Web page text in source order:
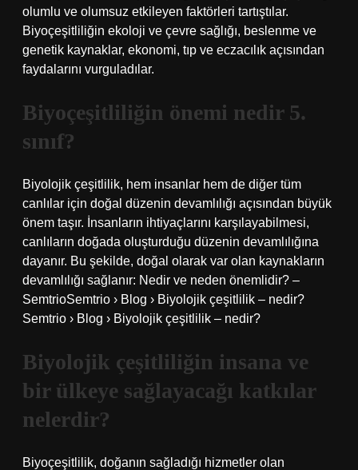
olumlu ve olumsuz etkileyen faktörleri tartıştılar.
Biyoçeşitliliğin ekoloji ve çevre sağlığı, beslenme ve
genetik kaynaklar, ekonomi, tıp ve eczacılık açısından
faydalarını vurguladılar.
Biyoçeşitliliğin önemi nedir 5.
sınıf?
Biyolojik çeşitlilik, hem insanlar hem de diğer tüm
canlılar için doğal düzenin devamlılığı açısından büyük
önem taşır. İnsanların ihtiyaçlarını karşılayabilmesi,
canlıların doğada oluşturduğu düzenin devamlılığına
dayanır. Bu şekilde, doğal olarak var olan kaynakların
devamlılığı sağlanır: Nedir ve neden önemlidir? –
SemtrioSemtrio › Blog › Biyolojik çeşitlilik – nedir?
Semtrio › Blog › Biyolojik çeşitlilik – nedir?
Biyolojik çeşitliliğin insana ve
bir ülkeye sağlayacağı katkılar
nelerdir?
Biyoçeşitlilik, doğanın sağladığı hizmetler olan